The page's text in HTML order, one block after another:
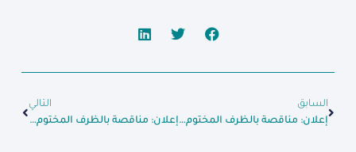
السابق
إعلان: مناقصة بالظرف المختوم لتنفيذ مظلات الافران
التالي
إعلان: مناقصة بالظرف المختوم لتوريد مستهلكات طبية ومواد مخبرية